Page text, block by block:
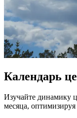
Календарь
Изучайте динамику
месяца,